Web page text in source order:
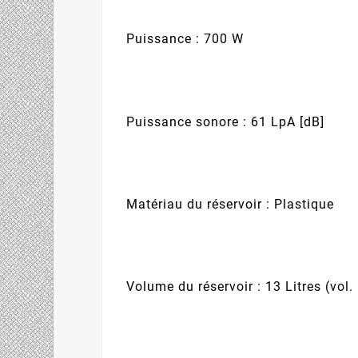
Puissance : 700 W
Puissance sonore : 61 LpA [dB]
Matériau du réservoir : Plastique
Volume du réservoir : 13 Litres (vol.